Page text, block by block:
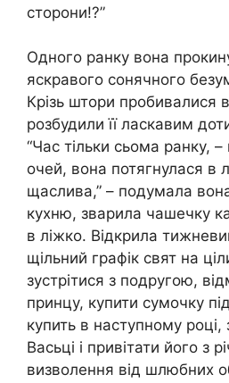
сторони!?”
Одного ранку вона
яскравого сонячного
Крізь штори пробивалися
розбудили її ласкавим
“Час тільки сьома ранку,
очей, вона потягнулася в
щаслива,” – подумала
кухню, зварила чашечку
в ліжко. Відкрила
щільний графік свят на
зустрітися з подругою,
принцу, купити сумочку
купить в наступному році,
Васьці і привітати його з
визволення від шлюбних